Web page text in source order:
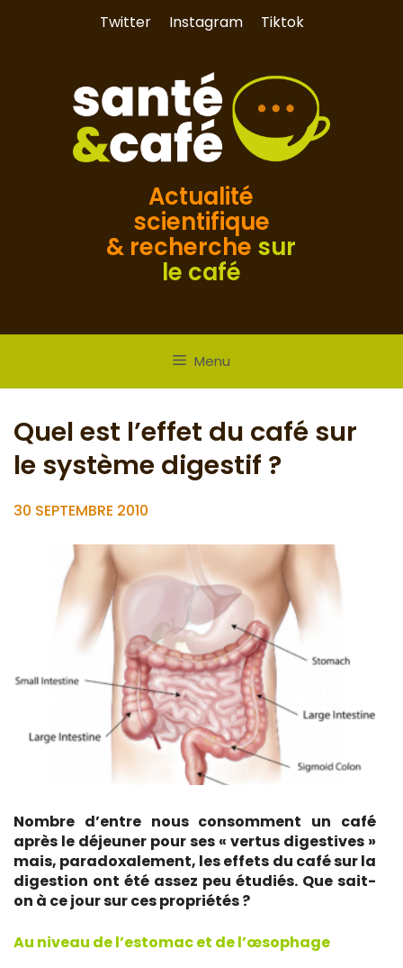
Twitter Instagram Tiktok
Actualité
scientifique
& recherche sur
le café
Menu
Quel est l’effet du café sur
le système digestif ?
30 SEPTEMBRE 2010
Nombre d’entre nous consomment un café
après le déjeuner pour ses « vertus digestives »
mais, paradoxalement, les effets du café sur la
digestion ont été assez peu étudiés. Que sait-
on à ce jour sur ces propriétés ?
Au niveau de l’estomac et de l’œsophage